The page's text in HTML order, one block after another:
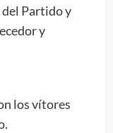
del Partido y
y
los vítores